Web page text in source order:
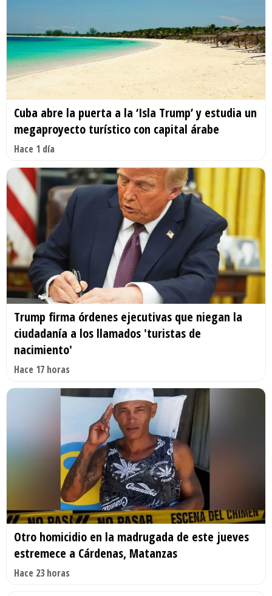
Cuba abre la puerta a la ‘Isla Trump’ y estudia un
megaproyecto turístico con capital árabe
Hace 1 día
Trump firma órdenes ejecutivas que niegan la
ciudadanía a los llamados 'turistas de
nacimiento'
Hace 17 horas
Otro homicidio en la madrugada de este jueves
estremece a Cárdenas, Matanzas
Hace 23 horas